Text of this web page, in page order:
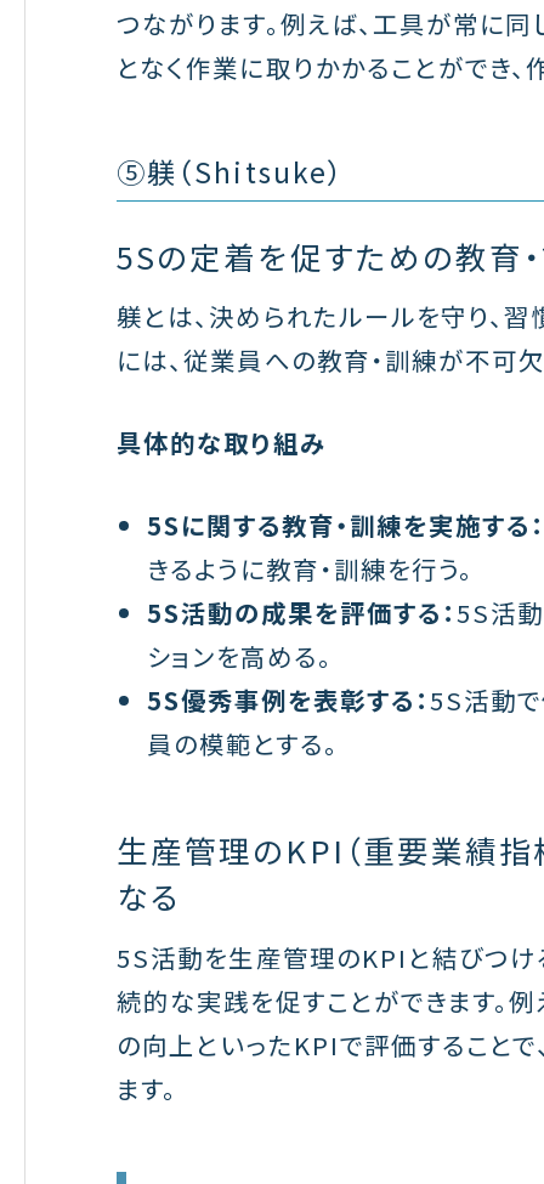
つながります。例えば、工具が常に
となく作業に取りかかることができ、
⑤躾（Shitsuke）
5Sの定着を促すための教育
躾とは、決められたルールを守り、
には、従業員への教育・訓練が不可欠
具体的な取り組み
5Sに関する教育・訓練を実施する
きるように教育・訓練を行う。
5S活動の成果を評価する：5S活
ションを高める。
5S優秀事例を表彰する：5S活動
員の模範とする。
生産管理のKPI（重要業績指
なる
5S活動を生産管理のKPIと結びつけ
続的な実践を促すことができます。
の向上といったKPIで評価すること
ます。